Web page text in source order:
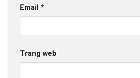
Email *
Trang web